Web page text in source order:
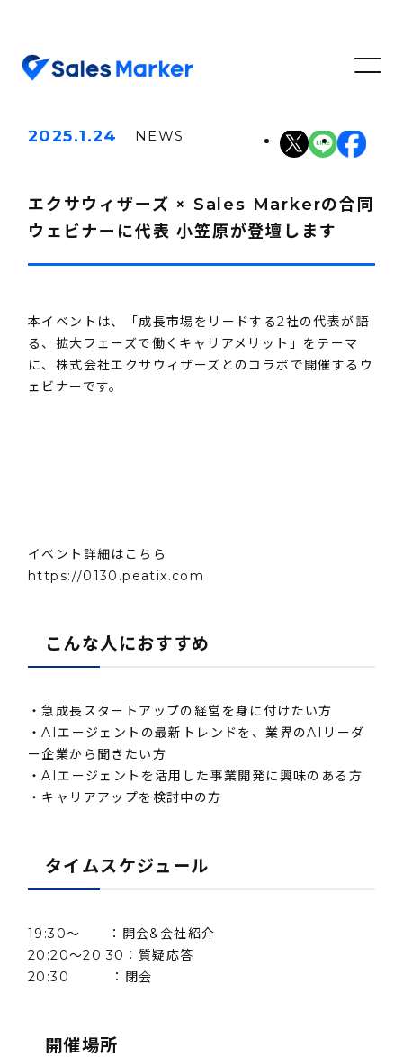
2025.1.24 NEWS
エクサウィザーズ × Sales Markerの合同
ウェビナーに代表 小笠原が登壇します
本イベントは、「成長市場をリードする2社の代表が語
る、拡大フェーズで働くキャリアメリット」をテーマ
に、株式会社エクサウィザーズとのコラボで開催するウ
ェビナーです。
イベント詳細はこちら
https://0130.peatix.com
こんな人におすすめ
・急成長スタートアップの経営を身に付けたい方
・AIエージェントの最新トレンドを、業界のAIリーダ
ー企業から聞きたい方
・AIエージェントを活用した事業開発に興味のある方
・キャリアアップを検討中の方
タイムスケジュール
19:30〜 ：開会&会社紹介
20:20〜20:30：質疑応答
20:30 ：閉会
開催場所